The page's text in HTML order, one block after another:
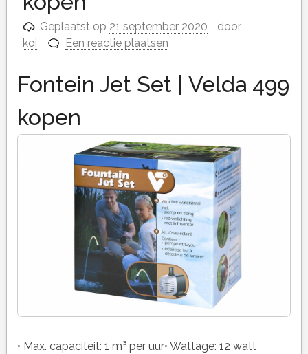
Geplaatst op 21 september 2020
door
koi
Een reactie plaatsen
Fontein Jet Set | Velda 499
kopen
• Max. capaciteit: 1 m³ per uur• Wattage: 12 watt